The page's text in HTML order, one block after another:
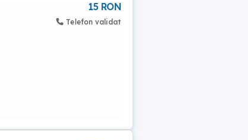
15 RON
Telefon validat